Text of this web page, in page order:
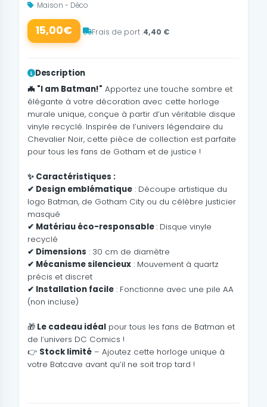
Maison - Déco
15,00€ Frais de port :4,40 €
Description
🦇 "I am Batman!" Apportez une touche sombre et
élégante à votre décoration avec cette horloge
murale unique, conçue à partir d’un véritable disque
vinyle recyclé. Inspirée de l’univers légendaire du
Chevalier Noir, cette pièce de collection est parfaite
pour tous les fans de Gotham et de justice !
✨ Caractéristiques :
✔ Design emblématique: Découpe artistique du
logo Batman, de Gotham City ou du célèbre justicier
masqué
✔ Matériau éco-responsable: Disque vinyle
recyclé
✔ Dimensions : 30 cm de diamètre
✔ Mécanisme silencieux: Mouvement à quartz
précis et discret
✔ Installation facile: Fonctionne avec une pile AA
(non incluse)
🎁Le cadeau idéalpour tous les fans de Batman et
de l’univers DC Comics !
👉 Stock limité– Ajoutez cette horloge unique à
votre Batcave avant qu’il ne soit trop tard !